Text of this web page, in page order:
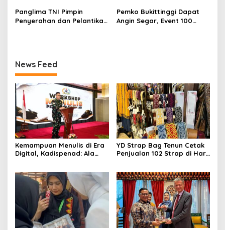
Bertajuk “Torang Samua
Basudara”
Adaptasi
Panglima TNI Pimpin
Penyerahan dan Pelantikan
Pemko Bukittinggi Dapat
Angin Segar, Event 100
News Feed
Kemampuan Menulis di Era
Digital, Kadispenad: Ala
YD Strap Bag Tenun Cetak
Penjualan 102 Strap di Hari
Nusantara Kian Digemari